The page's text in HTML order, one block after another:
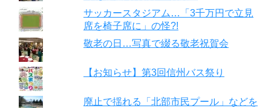
サッカースタジアム…「3千万円で立見
席を椅子席に」の怪?!
敬老の日…写真で綴る敬老祝賀会
【お知らせ】第3回信州バス祭り
廃止で揺れる「北部市民プール」などを